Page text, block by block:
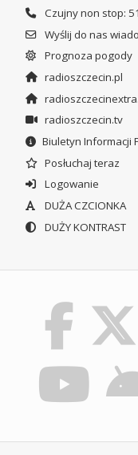
Czujny non stop:
Wyślij do nas
Prognoza pogody
radioszczecin.pl
radioszczecin.tv
Biuletyn Informacji
Posłuchaj teraz
Logowanie
DUŻA CZCIONKA
DUŻY KONTRAST